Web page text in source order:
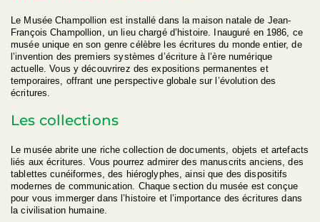
Le Musée Champollion est installé dans la maison natale de Jean-
François Champollion, un lieu chargé d’histoire. Inauguré en 1986, ce
musée unique en son genre célèbre les écritures du monde entier, de
l’invention des premiers systèmes d’écriture à l’ère numérique
actuelle. Vous y découvrirez des expositions permanentes et
temporaires, offrant une perspective globale sur l’évolution des
écritures.
Les collections
Le musée abrite une riche collection de documents, objets et artefacts
liés aux écritures. Vous pourrez admirer des manuscrits anciens, des
tablettes cunéiformes, des hiéroglyphes, ainsi que des dispositifs
modernes de communication. Chaque section du musée est conçue
pour vous immerger dans l’histoire et l’importance des écritures dans
la civilisation humaine.